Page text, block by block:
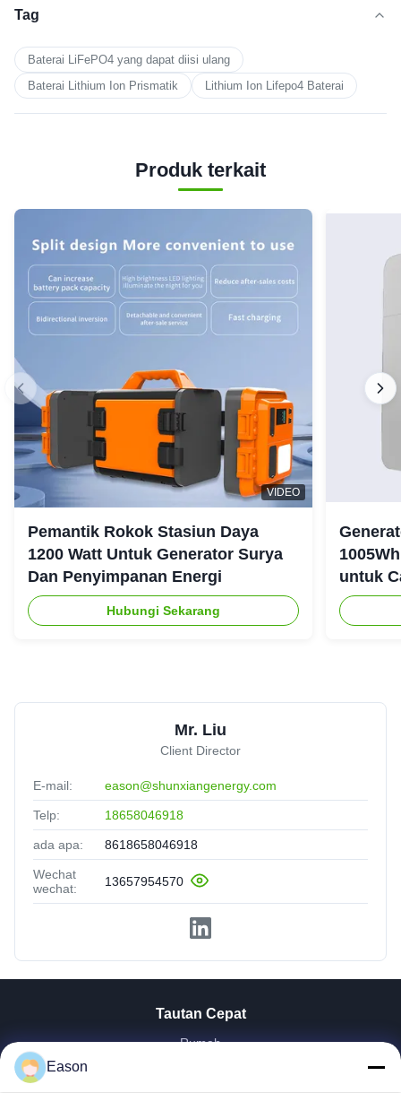
Tag
Baterai LiFePO4 yang dapat diisi ulang
Baterai Lithium Ion Prismatik
Lithium Ion Lifepo4 Baterai
Produk terkait
VIDEO
Pemantik Rokok Stasiun Daya
1200 Watt Untuk Generator Surya
Dan Penyimpanan Energi
Hubungi Sekarang
untuk
Mr. Liu
Client Director
E-mail: eason@shunxiangenergy.com
Telp: 18658046918
ada apa: 8618658046918
Wechat
wechat:
13657954570
Tautan Cepat
Rumah
Video
Eason